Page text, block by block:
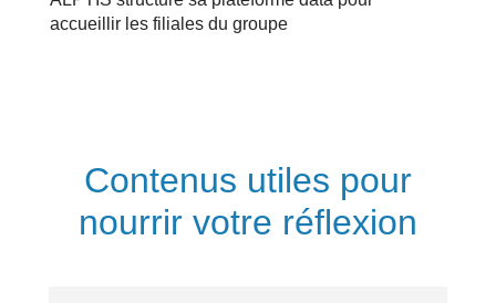
accueillir les filiales du groupe
Contenus utiles pour
nourrir votre réflexion